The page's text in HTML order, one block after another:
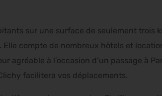
sur une surface de seulement trois
compte de nombreux hôtels et
agréable à l’occasion d’un passage à
facilitera vos déplacements.